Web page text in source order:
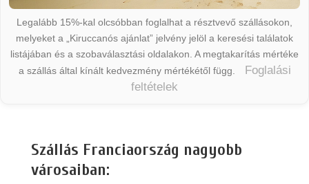
Legalább 15%-kal olcsóbban foglalhat a résztvevő szállásokon,
melyeket a „Kiruccanós ajánlat” jelvény jelöl a keresési találatok
listájában és a szobaválasztási oldalakon. A megtakarítás mértéke
a szállás által kínált kedvezmény mértékétől függ.
Foglalási
feltételek
Szállás Franciaország nagyobb
városaiban: